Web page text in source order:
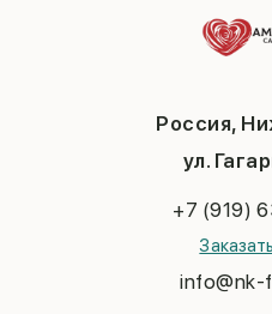
Россия,
ул.
+7 (919)
info@nk-
Политика
Последний звонок